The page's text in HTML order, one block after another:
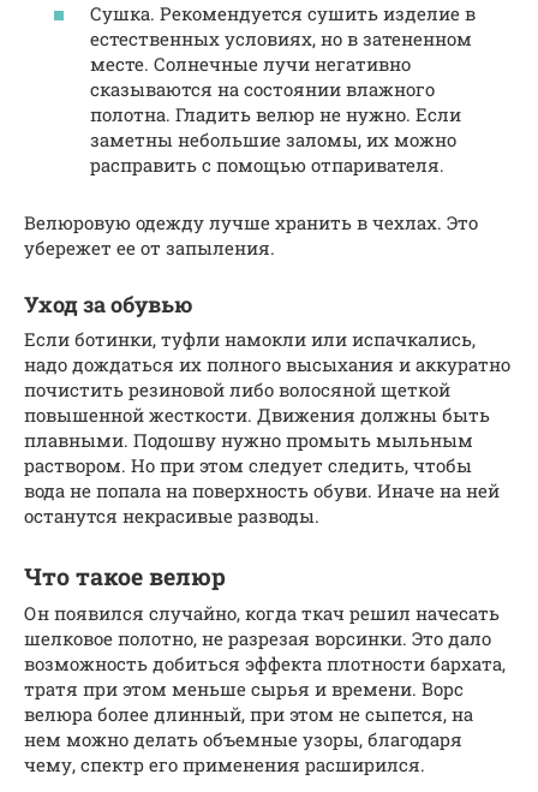
Сушка. Рекомендуется сушить изделие в
естественных условиях, но в затененном
месте. Солнечные лучи негативно
сказываются на состоянии влажного
полотна. Гладить велюр не нужно. Если
заметны небольшие заломы, их можно
расправить с помощью отпаривателя.
Велюровую одежду лучше хранить в чехлах. Это
убережет ее от запыления.
Уход за обувью
Если ботинки, туфли намокли или испачкались,
надо дождаться их полного высыхания и аккуратно
почистить резиновой либо волосяной щеткой
повышенной жесткости. Движения должны быть
плавными. Подошву нужно промыть мыльным
раствором. Но при этом следует следить, чтобы
вода не попала на поверхность обуви. Иначе на ней
останутся некрасивые разводы.
Что такое велюр
Он появился случайно, когда ткач решил начесать
шелковое полотно, не разрезая ворсинки. Это дало
возможность добиться эффекта плотности бархата,
тратя при этом меньше сырья и времени. Ворс
велюра более длинный, при этом не сыпется, на
нем можно делать объемные узоры, благодаря
чему, спектр его применения расширился.